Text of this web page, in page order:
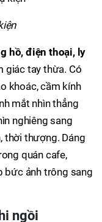
hồ, điện thoại, ly
giác tay thừa. Có
khoác, cầm kính
mắt nhìn thẳng
nghiêng sang
thời thượng. Dáng
quán cafe,
bức ảnh trông sang
ngồi